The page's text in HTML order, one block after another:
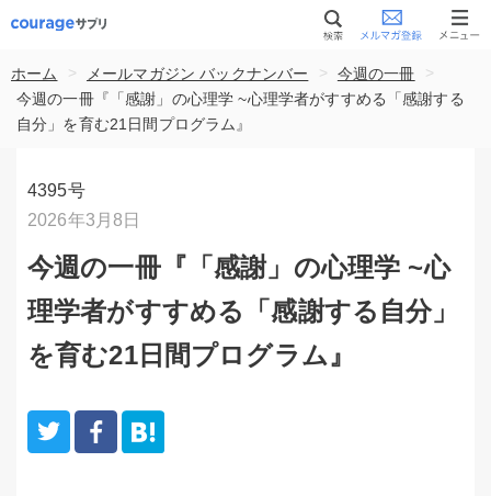
ホーム > メールマガジン バックナンバー > 今週の一冊
>
今週の一冊『「感謝」の心理学 ~心理学者がすすめる「感謝する
自分」を育む21日間プログラム』
4395号
2026年3月8日
今週の一冊『「感謝」の心理学 ~心
理学者がすすめる「感謝する自分」
を育む21日間プログラム』